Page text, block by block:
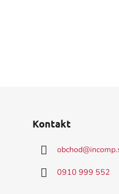
Kontakt
obchod@
0910 999 552